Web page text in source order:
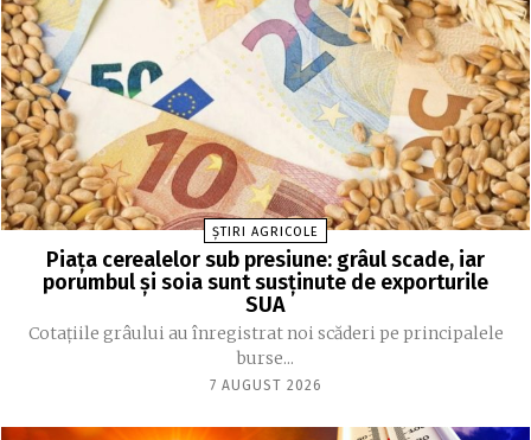
ȘTIRI AGRICOLE
Piața cerealelor sub presiune: grâul scade, iar
porumbul și soia sunt susținute de exporturile
SUA
Cotațiile grâului au înregistrat noi scăderi pe principalele
burse...
7 AUGUST 2026